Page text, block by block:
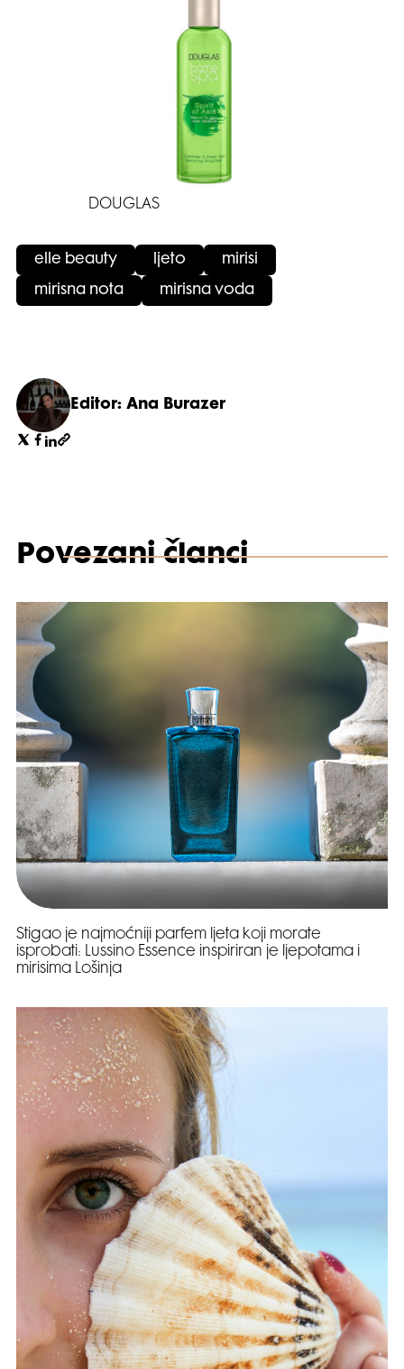
DOUGLAS
elle beauty ljeto mirisi
mirisna nota mirisna voda
Editor: Ana Burazer
Povezani članci
Stigao je najmoćniji parfem ljeta koji morate
isprobati: Lussino Essence inspiriran je ljepotama i
mirisima Lošinja